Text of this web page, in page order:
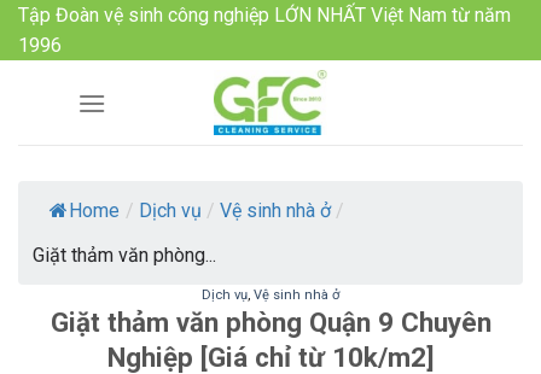
SkipTập Đoàn vệ sinh công nghiệp LỚN NHẤT Việt Nam từ năm
1996
Home / Dịch vụ / Vệ sinh nhà ở /
Giặt thảm văn phòng...
Dịch vụ, Vệ sinh nhà ở
Giặt thảm văn phòng Quận 9 Chuyên
Nghiệp [Giá chỉ từ 10k/m2]